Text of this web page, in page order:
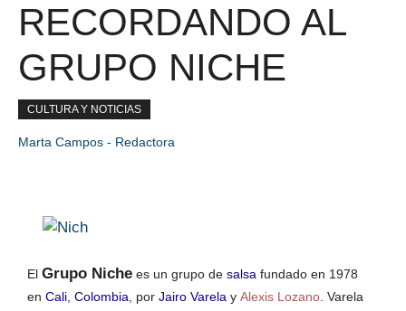
RECORDANDO AL
GRUPO NICHE
CULTURA Y NOTICIAS
Marta Campos - Redactora
El Grupo Niche es un grupo de salsa fundado en 1978
en Cali Colombia , por Jairo Varela y Alexis Lozano . Varela